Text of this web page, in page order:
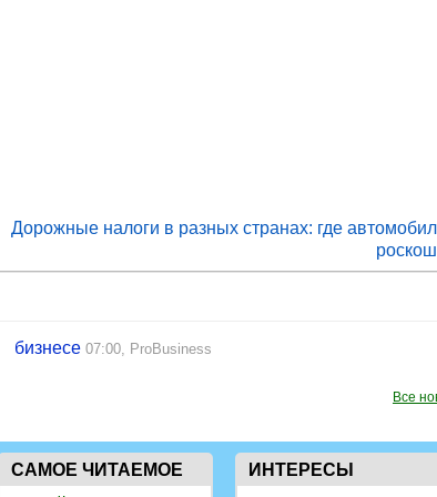
Дорожные налоги в разных странах: где
бизнесе 07:00, ProBusiness
Все
САМОЕ ЧИТАЕМОЕ
ИНТЕРЕСЫ